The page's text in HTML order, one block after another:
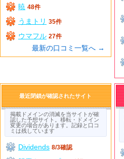
暁 48件
うまトリ 35件
ウマフル 27件
最新の口コミ一覧へ →
最近閉鎖が確認されたサイト
掲載ドメインの消滅を当サイトが確
認した予想サイト。移転・ドメイン
変更の場合があります。記録と口コ
ミは残しています
Dividends 8/3確認